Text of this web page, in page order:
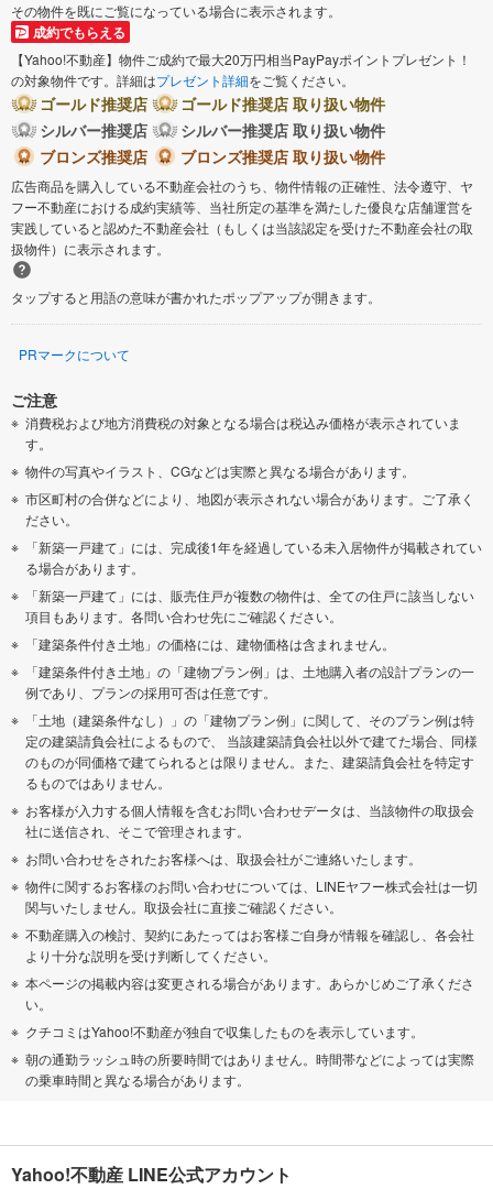
その物件を既にご覧になっている場合に表示されます。
成約でもらえる
【Yahoo!不動産】物件ご成約で最大20万円相当PayPayポイントプレゼント！
の対象物件です。詳細はプレゼント詳細をご覧ください。
ゴールド推奨店
ゴールド推奨店 取り扱い物件
シルバー推奨店
シルバー推奨店 取り扱い物件
ブロンズ推奨店
ブロンズ推奨店 取り扱い物件
広告商品を購入している不動産会社のうち、物件情報の正確性、法令遵守、ヤ
フー不動産における成約実績等、当社所定の基準を満たした優良な店舗運営を
実践していると認めた不動産会社（もしくは当該認定を受けた不動産会社の取
扱物件）に表示されます。
タップすると用語の意味が書かれたポップアップが開きます。
PRマークについて
ご注意
消費税および地方消費税の対象となる場合は税込み価格が表示されていま
す。
物件の写真やイラスト、CGなどは実際と異なる場合があります。
市区町村の合併などにより、地図が表示されない場合があります。ご了承く
ださい。
「新築一戸建て」には、完成後1年を経過している未入居物件が掲載されてい
る場合があります。
「新築一戸建て」には、販売住戸が複数の物件は、全ての住戸に該当しない
項目もあります。各問い合わせ先にご確認ください。
「建築条件付き土地」の価格には、建物価格は含まれません。
「建築条件付き土地」の「建物プラン例」は、土地購入者の設計プランの一
例であり、プランの採用可否は任意です。
「土地（建築条件なし）」の「建物プラン例」に関して、そのプラン例は特
定の建築請負会社によるもので、 当該建築請負会社以外で建てた場合、同様
のものが同価格で建てられるとは限りません。また、建築請負会社を特定す
るものではありません。
お客様が入力する個人情報を含むお問い合わせデータは、当該物件の取扱会
社に送信され、そこで管理されます。
お問い合わせをされたお客様へは、取扱会社がご連絡いたします。
物件に関するお客様のお問い合わせについては、LINEヤフー株式会社は一切
関与いたしません。取扱会社に直接ご確認ください。
不動産購入の検討、契約にあたってはお客様ご自身が情報を確認し、各会社
より十分な説明を受け判断してください。
本ページの掲載内容は変更される場合があります。あらかじめご了承くださ
い。
クチコミはYahoo!不動産が独自で収集したものを表示しています。
朝の通勤ラッシュ時の所要時間ではありません。時間帯などによっては実際
の乗車時間と異なる場合があります。
Yahoo!不動産 LINE公式アカウント